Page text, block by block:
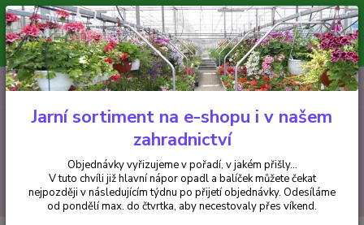
Minimální hodnota pro odeslání z e-shopu je 300 Kč.
V tuto chvíli již hlavní nápor objednávek opadl a balíček můžete čekat
nejpozději v následujícím týdnu po přijetí objednávky. Objednávky
vyřizujeme v pořadí, v jakém přišly...
CZK
Hledat
+420 602 223 614 0ks
za0 Kč
Jarní sortiment na e-shopu i v našem
zahradnictví
Objednávky vyřizujeme v pořadí, v jakém přišly...
V tuto chvíli již hlavní nápor opadl a balíček můžete čekat
nejpozději v následujícím týdnu po přijetí objednávky. Odesíláme
od pondělí max. do čtvrtka, aby necestovaly přes víkend.